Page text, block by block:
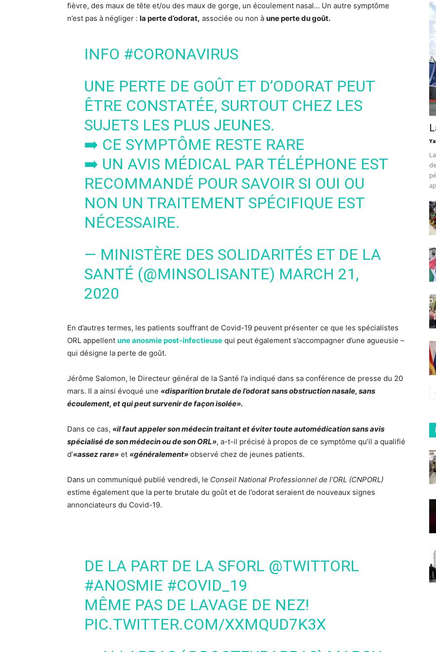
fièvre, des maux de tête et/ou des maux de gorge, un écoulement nasal… Un autre symptôme
n’est pas à négliger : la perte d’odorat, associée ou non à une perte du goût.
INFO #CORONAVIRUS
UNE PERTE DE GOÛT ET D’ODORAT PEUT
ÊTRE CONSTATÉE, SURTOUT CHEZ LES
SUJETS LES PLUS JEUNES.
➡️ CE SYMPTÔME RESTE RARE
➡️ UN AVIS MÉDICAL PAR TÉLÉPHONE EST
RECOMMANDÉ POUR SAVOIR SI OUI OU
NON UN TRAITEMENT SPÉCIFIQUE EST
NÉCESSAIRE.
— MINISTÈRE DES SOLIDARITÉS ET DE LA
SANTÉ (@MINSOLISANTE) MARCH 21,
2020
En d’autres termes, les patients souffrant de Covid-19 peuvent présenter ce que les spécialistes
ORL appellent une anosmie post-infectieuse qui peut également s’accompagner d’une agueusie –
qui désigne la perte de goût.
Jérôme Salomon, le Directeur général de la Santé l’a indiqué dans sa conférence de presse du 20
mars. Il a ainsi évoqué une «disparition brutale de l’odorat sans obstruction nasale, sans
écoulement, et qui peut survenir de façon isolée».
Dans ce cas, «il faut appeler son médecin traitant et éviter toute automédication sans avis
spécialisé de son médecin ou de son ORL», a-t-il précisé à propos de ce symptôme qu’il a qualifié
d’«assez rare» et «généralement» observé chez de jeunes patients.
Dans un communiqué publié vendredi, le Conseil National Professionnel de l’ORL (CNPORL)
estime également que la perte brutale du goût et de l’odorat seraient de nouveaux signes
annonciateurs du Covid-19.
DE LA PART DE LA SFORL @TWITTORL
#ANOSMIE #COVID_19
MÊME PAS DE LAVAGE DE NEZ!
PIC.TWITTER.COM/XXMQUD7K3X